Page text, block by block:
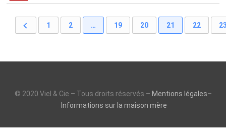
1 2 … 19 20 21 22
© 2020 Viel & Cie – Tous droits réservés – Mentions légales–
Informations sur la maison mère